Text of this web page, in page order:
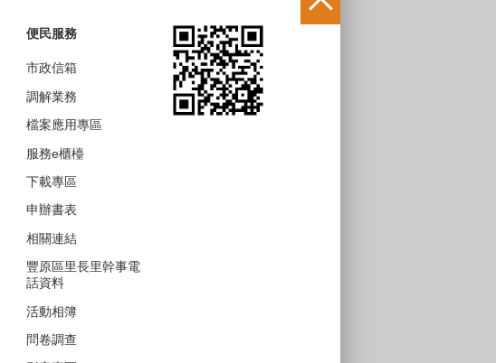
便民服務
市政信箱
調解業務
檔案應用專區
服務e櫃檯
下載專區
申辦書表
相關連結
豐原區里長里幹事電
話資料
活動相簿
問卷調查